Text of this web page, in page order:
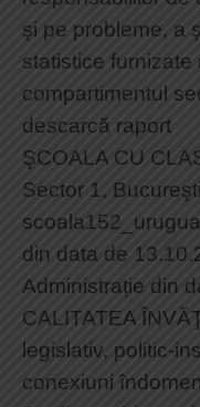
şi pe probleme, a
statistice furnizate
compartimentul
descarcă raport
ŞCOALA CU
Sector 1,
din data de
Administrație din
CALITATEA
legislativ, politic-
conexiuni